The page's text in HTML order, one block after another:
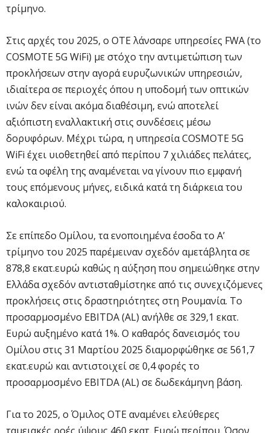
τρίμηνο.
Στις αρχές του 2025, ο ΟΤΕ λάνσαρε υπηρεσίες FWA (το
COSMOTE 5G WiFi) με στόχο την αντιμετώπιση των
προκλήσεων στην αγορά ευρυζωνικών υπηρεσιών,
ιδιαίτερα σε περιοχές όπου η υποδομή των οπτικών
ινών δεν είναι ακόμα διαθέσιμη, ενώ αποτελεί
αξιόπιστη εναλλακτική στις συνδέσεις μέσω
δορυφόρων. Μέχρι τώρα, η υπηρεσία COSMOTE 5G
WiFi έχει υιοθετηθεί από περίπου 7 χιλιάδες πελάτες,
ενώ τα οφέλη της αναμένεται να γίνουν πιο εμφανή
τους επόμενους μήνες, ειδικά κατά τη διάρκεια του
καλοκαιριού.
Σε επίπεδο Ομίλου, τα ενοποιημένα έσοδα το A’
τρίμηνο του 2025 παρέμειναν σχεδόν αμετάβλητα σε
878,8 εκατ.ευρώ καθώς η αύξηση που σημειώθηκε στην
Ελλάδα σχεδόν αντισταθμίστηκε από τις συνεχιζόμενες
προκλήσεις στις δραστηριότητες στη Ρουμανία. Το
προσαρμοσμένο EBITDA (AL) ανήλθε σε 329,1 εκατ.
Ευρώ αυξημένο κατά 1%. Ο καθαρός δανεισμός του
Ομίλου στις 31 Μαρτίου 2025 διαμορφώθηκε σε 561,7
εκατ.ευρώ και αντιστοιχεί σε 0,4 φορές το
προσαρμοσμένο ΕΒΙTDA (AL) σε δωδεκάμηνη βάση.
Για το 2025, ο Όμιλος ΟΤΕ αναμένει ελεύθερες